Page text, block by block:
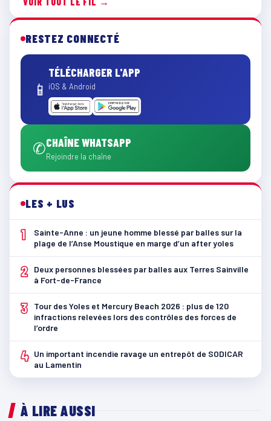
RESTEZ CONNECTÉ
📱
TÉLÉCHARGER L'APP
iOS & Android
✆CHAÎNE WHATSAPP
Rejoindre la chaîne
LES + LUS
1
Sainte-Anne : un jeune homme blessé par balles sur la
plage de l’Anse Moustique en marge d’un after yoles
2
Deux personnes blessées par balles aux Terres Sainville
à Fort-de-France
3
Tour des Yoles et Mercury Beach 2026 : plus de 120
infractions relevées lors des contrôles des forces de
l’ordre
4 Un important incendie ravage un entrepôt de SODICAR
au Lamentin
À LIRE AUSSI